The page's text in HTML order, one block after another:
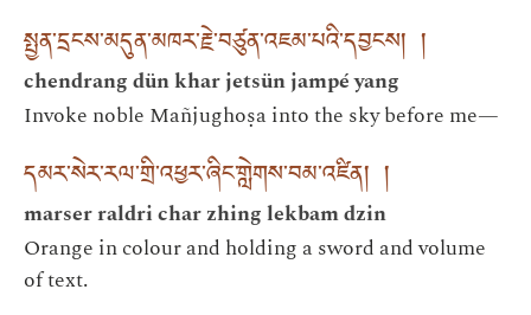
སྤྱན་དྲངས་མདུན་མཁར་རྗེ་བཙུན་འཇམ་པའི་དབྱངས། །
chendrang dün khar jetsün jampé yang
Invoke noble Mañjughoṣa into the sky before me—
དམར་སེར་རལ་གྲི་འཕྱར་ཞིང་གླེགས་བམ་འཛིན། །
marser raldri char zhing lekbam dzin
Orange in colour and holding a sword and volume
of text.